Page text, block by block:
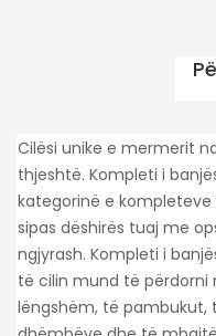
Cilësi unike e mermerit
thjeshtë. Kompleti i
kategorinë e
sipas dëshirës tuaj me
ngjyrash. Kompleti i
të cilin mund të
lëngshëm, të pambukut,